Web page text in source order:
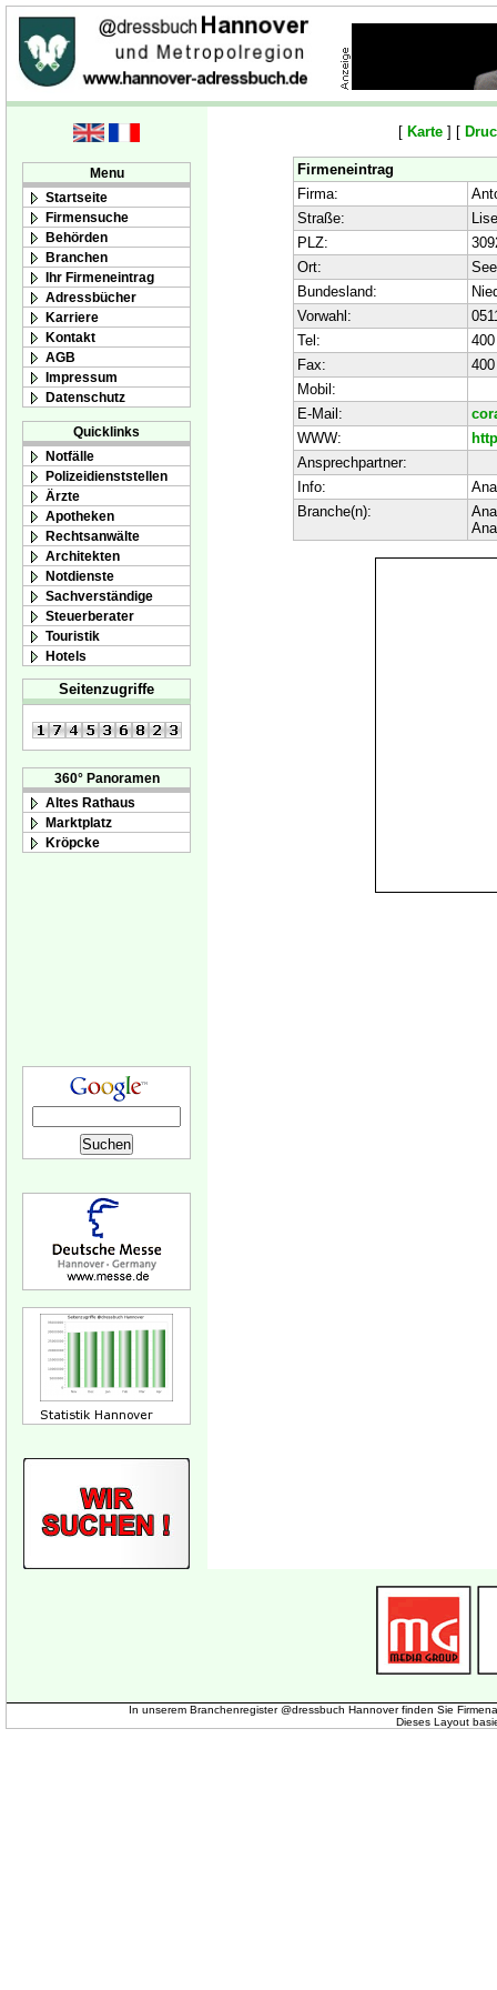
Menu
Startseite
Firmensuche
Behörden
Branchen
Ihr Firmeneintrag
Adressbücher
Karriere
Kontakt
AGB
Impressum
Datenschutz
Quicklinks
Notfälle
Polizeidienststellen
Ärzte
Apotheken
Rechtsanwälte
Architekten
Notdienste
Sachverständige
Steuerberater
Touristik
Hotels
Seitenzugriffe
360° Panoramen
Altes Rathaus
Marktplatz
Kröpcke
[ Karte ] [
Firmeneintrag
Firma:
Straße:
PLZ:
Ort:
Bundesland:
Vorwahl:
Tel:
Fax:
Mobil:
E-Mail:
WWW:
Ansprechpartner:
Info:
Branche(n):
In unserem Branchenregister @dressbuch Hannover finden Sie
Dieses Layout